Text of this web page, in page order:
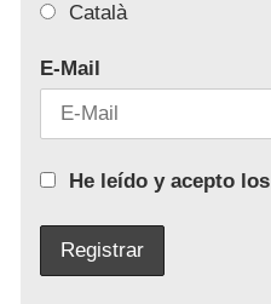
Català
E-Mail
He leído y acepto los